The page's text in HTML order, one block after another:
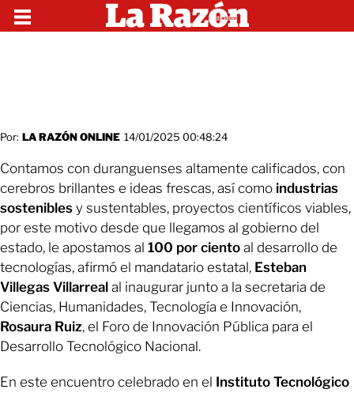
Por: LA RAZÓN ONLINE 14/01/2025 00:48:24
Contamos con duranguenses altamente calificados, con
cerebros brillantes e ideas frescas, así como industrias
sostenibles y sustentables, proyectos científicos viables,
por este motivo desde que llegamos al gobierno del
estado, le apostamos al 100 por ciento al desarrollo de
tecnologías, afirmó el mandatario estatal, Esteban
Villegas Villarreal al inaugurar junto a la secretaria de
Ciencias, Humanidades, Tecnología e Innovación,
Rosaura Ruiz, el Foro de Innovación Pública para el
Desarrollo Tecnológico Nacional.
En este encuentro celebrado en el Instituto Tecnológico